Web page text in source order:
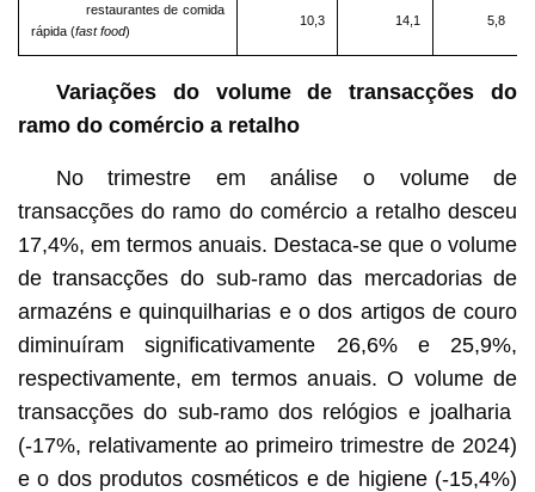
restaurantes de comida
rápida (fast food)
10,3 14,1 5,8
Variações do volume de transacções do
ramo do comércio a retalho
No trimestre em análise o volume de
transacções do ramo do comércio a retalho desceu
17,4%, em termos anuais. Destaca-se que o volume
de transacções do sub-ramo das mercadorias de
armazéns e quinquilharias e o dos artigos de couro
diminuíram significativamente 26,6% e 25,9%,
respectivamente, em termos anuais. O volume de
transacções do sub-ramo dos relógios e joalharia
(-17%, relativamente ao primeiro trimestre de 2024)
e o dos produtos cosméticos e de higiene (-15,4%)